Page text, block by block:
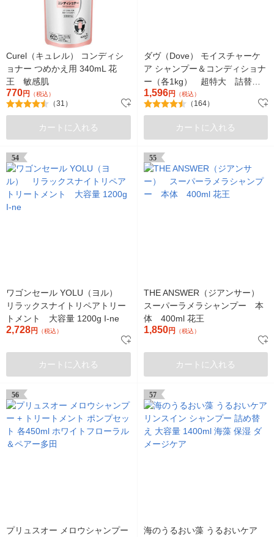
Curel（キュレル） コンディシ
ョナー つめかえ用 340mL 花
王 敏感肌
770円 （税込）
（31）
カートに入れる
ダヴ（Dove） モイスチャーケ
ア シャンプー＆コンディショナ
ー（各1kg） 超特大 詰替セ
ット
1,596円 （税込）
（164）
カートに入れる
54
ワゴンセール YOLU（ヨル）
リラックスナイトリペアトリー
トメント 大容量 1200g I-ne
2,728円 （税込）
カートに入れる
55
THE ANSWER（ジアンサー）
スーパーラメラシャンプー 本
体 400ml 花王
1,850円 （税込）
カートに入れる
56
プリュスオー メロウシャンプー
57
海のうるおい藻 うるおいケア